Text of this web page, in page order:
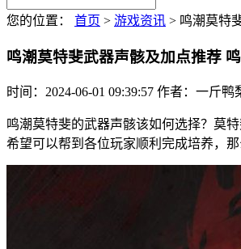
您的位置： 首页 > 游戏资讯 > 鸣潮莫特
鸣潮莫特斐武器声骸及加点推荐
时间：2024-06-01 09:39:57 作者：一斤鸭
鸣潮莫特斐的武器声骸该如何选择？莫
希望可以帮到各位玩家顺利完成培养，